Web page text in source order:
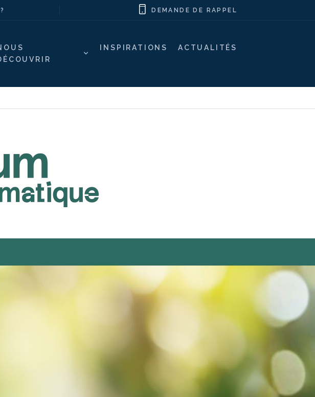
INSPIRATIONS ACTUALITÉS
DEMANDE DE RAPPEL